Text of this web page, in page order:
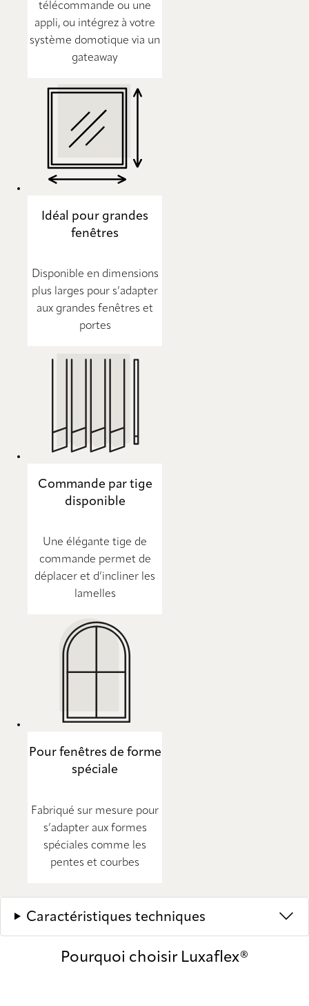
télécommande ou une
appli, ou intégrez à votre
système domotique via un
gateaway
Idéal pour grandes
fenêtres
Disponible en dimensions
plus larges pour s’adapter
aux grandes fenêtres et
portes
Commande par tige
disponible
Une élégante tige de
commande permet de
déplacer et d’incliner les
lamelles
Pour fenêtres de forme
spéciale
Fabriqué sur mesure pour
s’adapter aux formes
spéciales comme les
pentes et courbes
Caractéristiques techniques
Pourquoi choisir Luxaflex®